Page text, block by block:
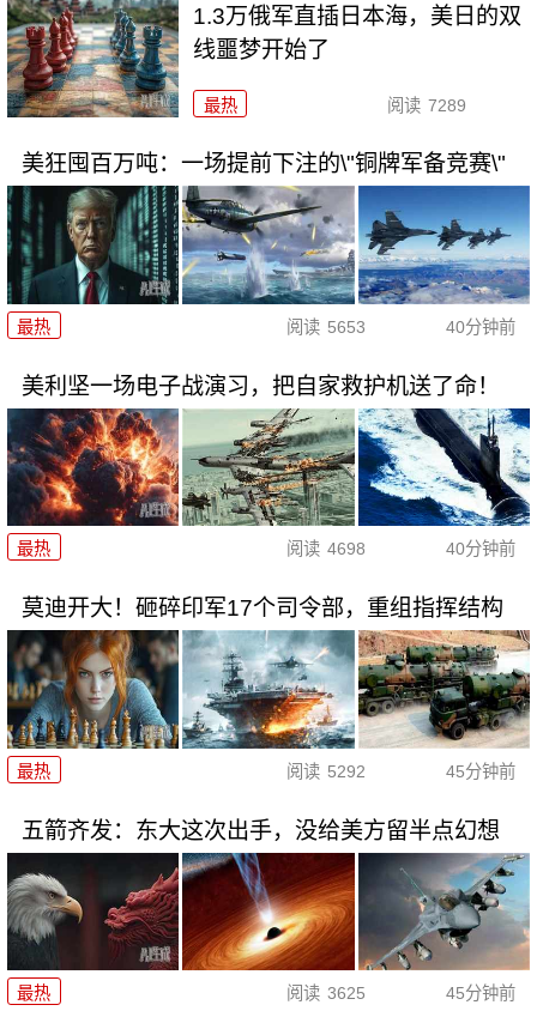
1.3万俄军直插日本海，美日的双
线噩梦开始了
最热 阅读 7289
美狂囤百万吨：一场提前下注的\"铜牌军备竞赛\"
最热 阅读 5653 40分钟前
美利坚一场电子战演习，把自家救护机送了命！
最热 阅读 4698 40分钟前
莫迪开大！砸碎印军17个司令部，重组指挥结构
最热 阅读 5292 45分钟前
五箭齐发：东大这次出手，没给美方留半点幻想
最热 阅读 3625 45分钟前